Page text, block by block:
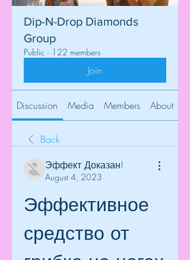
Dip-N-Drop Diamonds
Group
Public · 122 members
Join
Discussion Media Members About
Back
Эффект Доказан!
August 4, 2023
Эффективное
средство от